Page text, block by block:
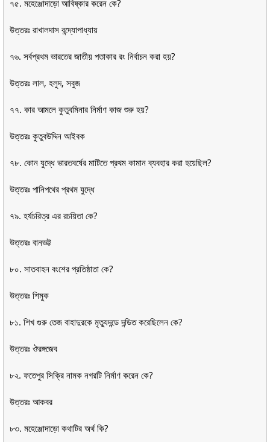
৭৫. মহেঞ্জোদাড়ো আবিষ্কার করেন কে?
উত্তরঃ রাখালদাস বন্দ্যোপাধ্যায়
৭৬. সর্বপ্রথম ভারতের জাতীয় পতাকার রং নির্বাচন করা হয়?
উত্তরঃ লাল, হলুদ, সবুজ
৭৭. কার আমলে কুতুবমিনার নির্মাণ কাজ শুরু হয়?
উত্তরঃ কুতুবউদ্দিন আইবক
৭৮. কোন যুদ্ধে ভারতবর্ষের মাটিতে প্রথম কামান ব্যবহার করা হয়েছিল?
উত্তরঃ পানিপথের প্রথম যুদ্ধে
৭৯. হর্ষচরিত্র এর রচয়িতা কে?
উত্তরঃ বানভট্ট
৮০. সাতবাহন বংশের প্রতিষ্ঠাতা কে?
উত্তরঃ শিমুক
৮১. শিখ গুরু তেজ বাহাদুরকে মৃত্যুদন্ডে দন্ডিত করেছিলেন কে?
উত্তরঃ ঔরঙ্গজেব
৮২. ফতেপুর সিক্রি নামক নগরটি নির্মাণ করেন কে?
উত্তরঃ আকবর
৮৩. মহেঞ্জোদাড়ো কথাটির অর্থ কি?